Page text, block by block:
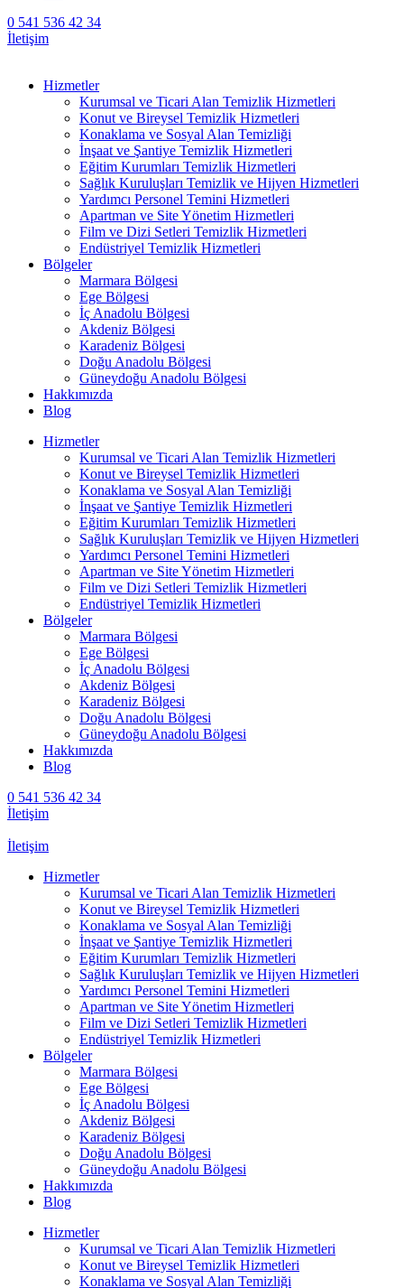
0 541 536 42 34
İletişim
Hizmetler
Kurumsal ve Ticari Alan Temizlik Hizmetleri
Konut ve Bireysel Temizlik Hizmetleri
Konaklama ve Sosyal Alan Temizliği
İnşaat ve Şantiye Temizlik Hizmetleri
Eğitim Kurumları Temizlik Hizmetleri
Sağlık Kuruluşları Temizlik ve Hijyen Hizmetleri
Yardımcı Personel Temini Hizmetleri
Apartman ve Site Yönetim Hizmetleri
Film ve Dizi Setleri Temizlik Hizmetleri
Endüstriyel Temizlik Hizmetleri
Bölgeler
Marmara Bölgesi
Ege Bölgesi
İç Anadolu Bölgesi
Akdeniz Bölgesi
Karadeniz Bölgesi
Doğu Anadolu Bölgesi
Güneydoğu Anadolu Bölgesi
Hakkımızda
Blog
Hizmetler
Kurumsal ve Ticari Alan Temizlik Hizmetleri
Konut ve Bireysel Temizlik Hizmetleri
Konaklama ve Sosyal Alan Temizliği
İnşaat ve Şantiye Temizlik Hizmetleri
Eğitim Kurumları Temizlik Hizmetleri
Sağlık Kuruluşları Temizlik ve Hijyen Hizmetleri
Yardımcı Personel Temini Hizmetleri
Apartman ve Site Yönetim Hizmetleri
Film ve Dizi Setleri Temizlik Hizmetleri
Endüstriyel Temizlik Hizmetleri
Bölgeler
Marmara Bölgesi
Ege Bölgesi
İç Anadolu Bölgesi
Akdeniz Bölgesi
Karadeniz Bölgesi
Doğu Anadolu Bölgesi
Güneydoğu Anadolu Bölgesi
Hakkımızda
Blog
0 541 536 42 34
İletişim
İletişim
Hizmetler
Kurumsal ve Ticari Alan Temizlik Hizmetleri
Konut ve Bireysel Temizlik Hizmetleri
Konaklama ve Sosyal Alan Temizliği
İnşaat ve Şantiye Temizlik Hizmetleri
Eğitim Kurumları Temizlik Hizmetleri
Sağlık Kuruluşları Temizlik ve Hijyen Hizmetleri
Yardımcı Personel Temini Hizmetleri
Apartman ve Site Yönetim Hizmetleri
Film ve Dizi Setleri Temizlik Hizmetleri
Endüstriyel Temizlik Hizmetleri
Bölgeler
Marmara Bölgesi
Ege Bölgesi
İç Anadolu Bölgesi
Akdeniz Bölgesi
Karadeniz Bölgesi
Doğu Anadolu Bölgesi
Güneydoğu Anadolu Bölgesi
Hakkımızda
Blog
Hizmetler
Kurumsal ve Ticari Alan Temizlik Hizmetleri
Konut ve Bireysel Temizlik Hizmetleri
Konaklama ve Sosyal Alan Temizliği